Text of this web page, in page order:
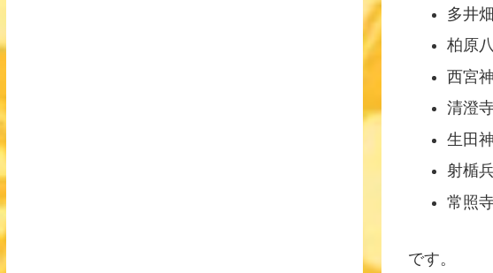
多井
柏原
西宮
清澄
生田
射楯
常照
です。